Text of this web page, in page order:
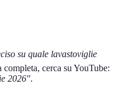
su quale lavastoviglie
cerca su YouTube:
2026".